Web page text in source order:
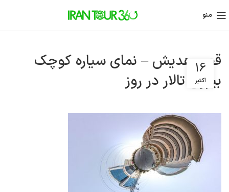
منو
قصر هدیش – نمای سیاره کوچک
بیرون تالار در روز
16
اکتبر